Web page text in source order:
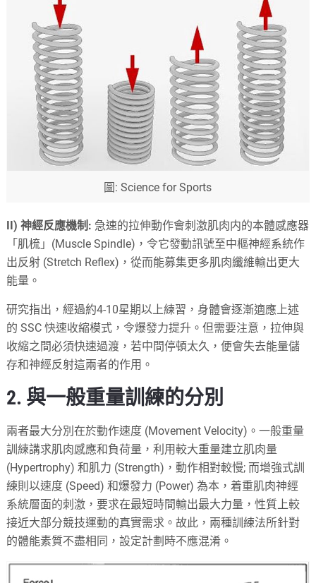
圖: Science for Sports
II) 神經反應機制: 急速的拉伸動作會刺激肌肉内的本體感應器
「肌梳」(Muscle Spindle)，令它發動訊號至中樞神經系統作
出反射 (Stretch Reflex)，從而能募集更多肌肉纖維輸出更大
能量。
研究指出，經過約4-10星期以上練習，身體會逐漸適應上述
的 SSC 快速收縮模式，令爆發力提升。但需要注意，拉伸與
收縮之間必須快速過渡，若中間停頓太久，便會失去能量儲
存和神經反射這兩者的作用。
2. 與一般重量訓練的分別
兩者最大分別在於動作速度 (Movement Velocity)。一般重量
訓練講求肌肉感應和負荷量，利用較大重量建立肌肉量
(Hypertrophy) 和肌力 (Strength)，動作相對較慢; 而增強式訓
練則以速度 (Speed) 和爆發力 (Power) 為本，着重肌肉神經
系統層面的刺激，要求在最短時間輸出最大力量，性質上較
接近大部分競技運動的真實需求。故此，兩種訓練法所針對
的體能素質不盡相同，設定計劃時不應混淆。